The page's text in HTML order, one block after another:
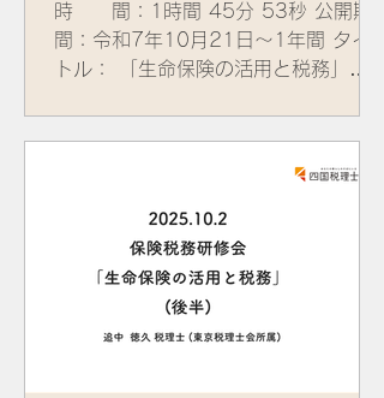
時 間：1時間 45分 53秒 公開期
間：令和7年10月21日～1年間 タイ
トル： 「生命保険の活用と税務」